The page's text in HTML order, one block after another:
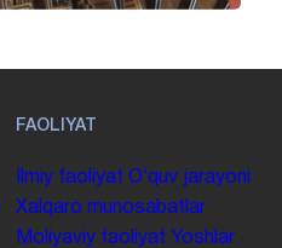
FAOLIYAT
Ilmiy faoliyat Oʻquv jarayoni
Xalqaro munosabatlar
Moliyaviy faoliyat Yoshlar